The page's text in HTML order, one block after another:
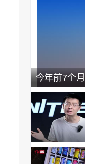
今年前7个
亿元